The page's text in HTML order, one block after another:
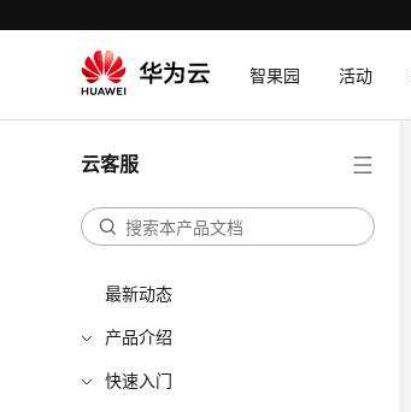
智果园 活动
云客服
最新动态
产品介绍
快速入门